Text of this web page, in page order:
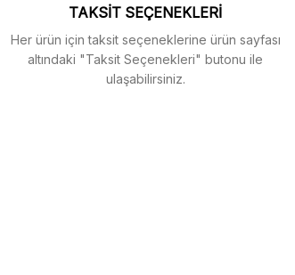
TAKSİT SEÇENEKLERİ
Her ürün için taksit seçeneklerine ürün sayfası
altındaki "Taksit Seçenekleri" butonu ile
ulaşabilirsiniz.